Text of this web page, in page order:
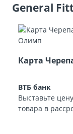
General
Карта
ВТБ банк
Выставьте
товара в